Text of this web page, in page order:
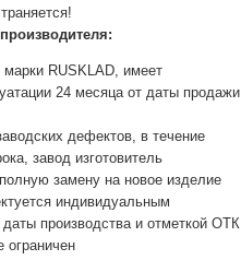
марки RUSKLAD, имеет
24 месяца от даты продажи
дефектов, в течение
завод изготовитель
замену на новое изделие
индивидуальным
производства и отметкой ОТК
ограничен